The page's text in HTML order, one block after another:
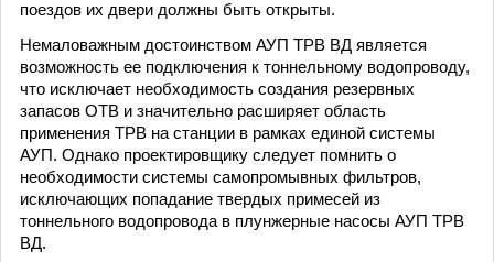
поездов их двери должны быть открыты.
Немаловажным достоинством АУП ТРВ ВД является
возможность ее подключения к тоннельному водопроводу,
что исключает необходимость создания резервных
запасов ОТВ и значительно расширяет область
применения ТРВ на станции в рамках единой системы
АУП. Однако проектировщику следует помнить о
необходимости системы самопромывных фильтров,
исключающих попадание твердых примесей из
тоннельного водопровода в плунжерные насосы АУП ТРВ
ВД.